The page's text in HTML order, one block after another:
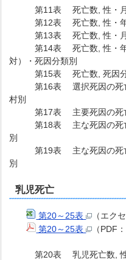
第11表 死亡数, 性・月
第12表 死亡数, 性・年齢
第13表 死亡数, 性・月
第14表 死亡数, 性・年齢
対）・死因分類別
第15表 死亡数, 死因分
第16表 選択死因の死亡
村別
第17表 主要死因の死亡
第18表 主な死因の死亡
別
第19表 主な死因の死亡
別
乳児死亡
第20～25表
（エク
第20～25表
（PDF
第20表 乳児死亡数, 性